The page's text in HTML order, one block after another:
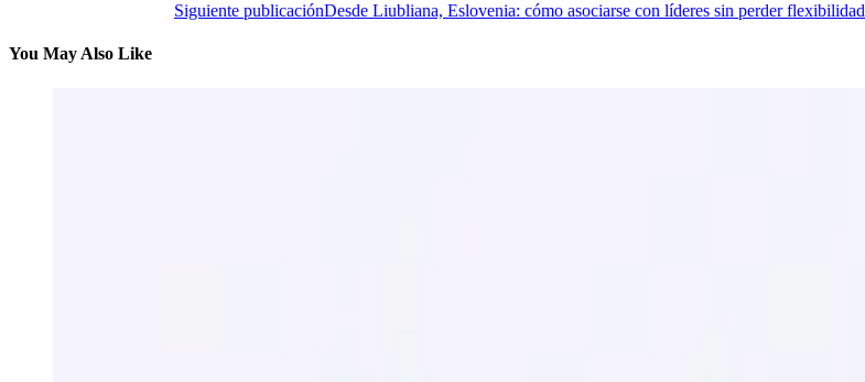
Siguiente publicaciónDesde Liubliana, Eslovenia: cómo asociarse con líderes sin perder flexibilidad
You May Also Like